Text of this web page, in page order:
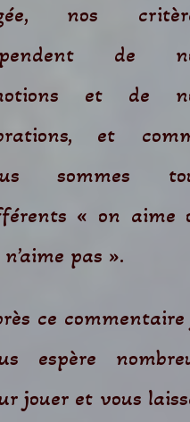
nos
de
et de
et
sommes
« on aime
pas ».
ce commentaire
espère
jouer et vous